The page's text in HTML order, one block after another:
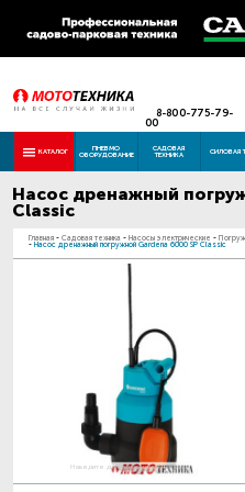
8-800-775-79-
00
КАТАЛОГ ПНЕВМО
ОБОРУДОВАНИЕ
САДОВАЯ
ТЕХНИКА СИЛОВАЯ
Насос дренажный
Classic
Главная - Садовая техника - Насосы электрические -
- Насос дренажный погружной Gardena 6000 SP Classic
Наведите для увеличения картинки